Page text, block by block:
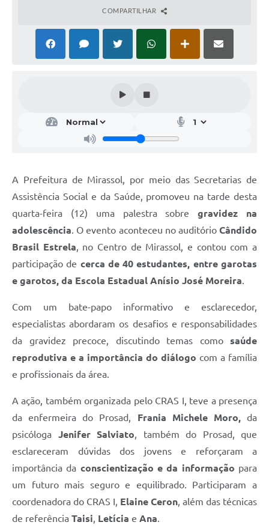
COMPARTILHAR
A Prefeitura de Mirassol, por meio das Secretarias de
Assistência Social e da Saúde, promoveu na tarde desta
quarta-feira (12) uma palestra sobregravidez na
adolescência . O evento aconteceu no auditório Cândido
Brasil Estrela , no Centro de Mirassol, e contou com a
participação de cerca de 40 estudantes, entre garotas
e garotos, da Escola Estadual Anísio José Moreira
Com um bate-papo informativo e esclarecedor,
especialistas abordaram os desafios e responsabilidades
da gravidez precoce, discutindo temas como saúde
reprodutiva e a importância do diálogo com a família
e profissionais da área.
A ação, também organizada pelo CRAS I, teve a presença
da enfermeira do Prosad, Frania Michele Moro,
da
psicóloga Jenifer Salviato , também do Prosad, que
esclareceram dúvidas dos jovens e reforçaram a
importância da conscientização e da informação para
um futuro mais seguro e equilibrado. Participaram a
coordenadora do CRAS I, Elaine Ceron , além das técnicas
de referência Taisi Letícia e Ana